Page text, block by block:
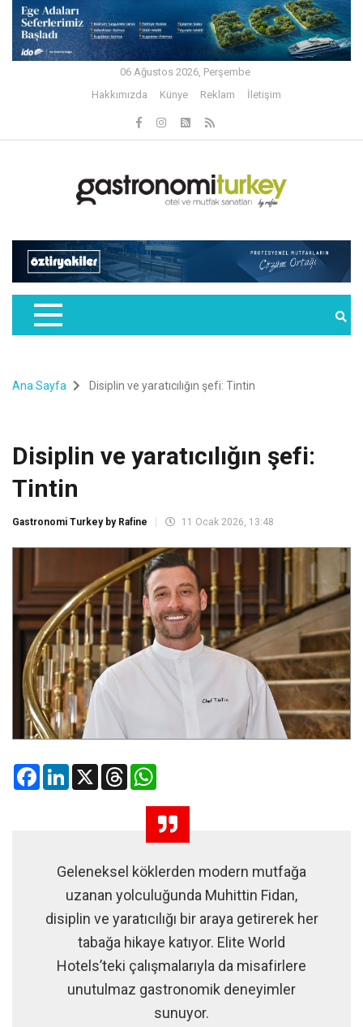
06 Ağustos 2026, Perşembe
Hakkımızda
Künye Reklam İletişim
Ana Sayfa Disiplin ve yaratıcılığın şefi: Tintin
Disiplin ve yaratıcılığın şefi:
Tintin
Gastronomi Turkey by Rafine 11 Ocak 2026, 13:48
FacebookLinkedIn
X Threads
Geleneksel köklerden modern mutfağa
uzanan yolculuğunda Muhittin Fidan,
disiplin ve yaratıcılığı bir araya getirerek her
tabağa hikaye katıyor. Elite World
Hotels’teki çalışmalarıyla da misafirlere
unutulmaz gastronomik deneyimler
sunuyor.